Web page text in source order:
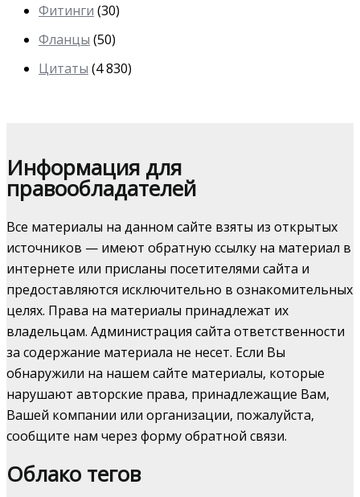
Фитинги (30)
Фланцы (50)
Цитаты (4 830)
Информация для
правообладателей
Все материалы на данном сайте взяты из открытых
источников — имеют обратную ссылку на материал в
интернете или присланы посетителями сайта и
предоставляются исключительно в ознакомительных
целях. Права на материалы принадлежат их
владельцам. Администрация сайта ответственности
за содержание материала не несет. Если Вы
обнаружили на нашем сайте материалы, которые
нарушают авторские права, принадлежащие Вам,
Вашей компании или организации, пожалуйста,
сообщите нам через форму обратной связи.
Облако тегов